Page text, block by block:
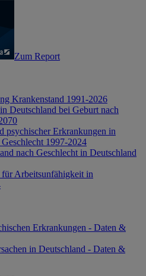
Zum Report
Krankenstand 1991-2026
Deutschland bei Geburt nach
psychischer Erkrankungen in
1997-2024
nach Geschlecht in Deutschland
Arbeitsunfähigkeit in
Erkrankungen - Daten &
in Deutschland - Daten &